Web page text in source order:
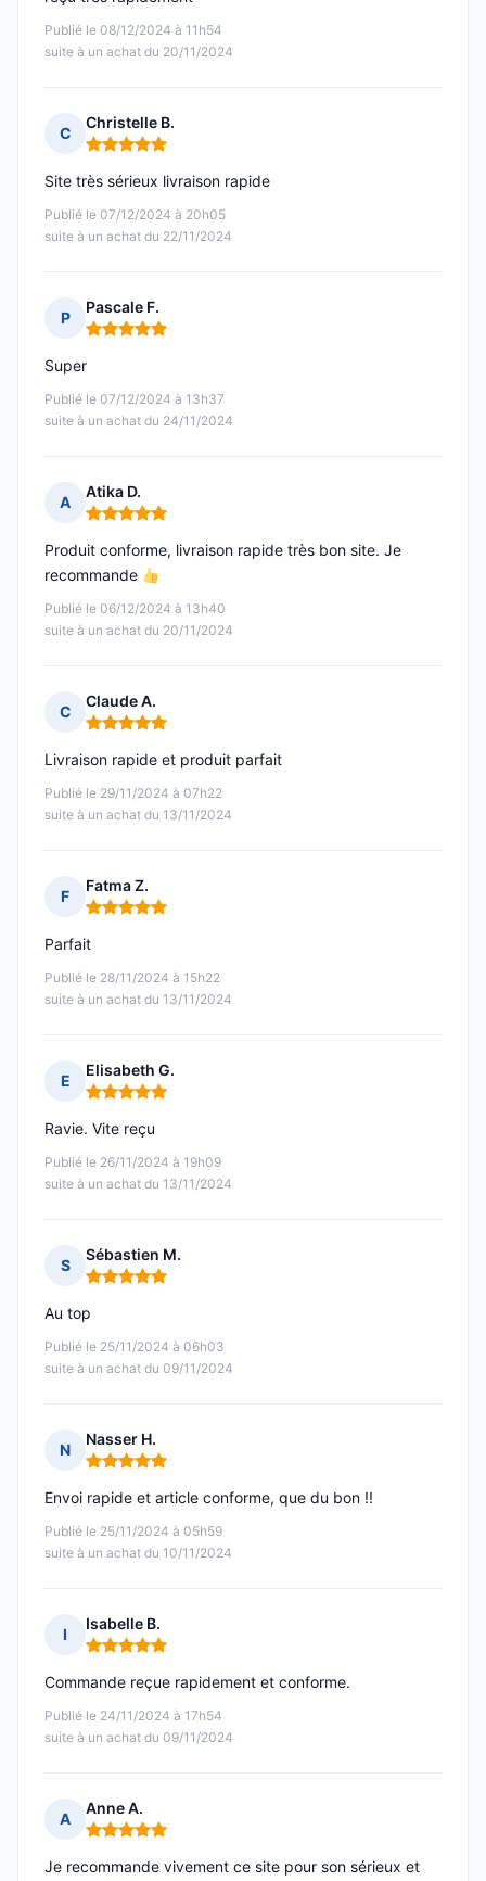
Publié le 08/12/2024 à 11h54
suite à un achat du 20/11/2024
C
Christelle B.
Note : 5 sur 5
Publié le 07/12/2024 à 20h05
suite à un achat du 22/11/2024
Site très sérieux livraison rapide
P
Pascale F.
Note : 5 sur 5
Publié le 07/12/2024 à 13h37
suite à un achat du 24/11/2024
Super
A
Atika D.
Note : 5 sur 5
Publié le 06/12/2024 à 13h40
suite à un achat du 20/11/2024
Produit conforme, livraison rapide très bon site. Je
recommande
C
Claude A.
Note : 5 sur 5
Publié le 29/11/2024 à 07h22
suite à un achat du 13/11/2024
Livraison rapide et produit parfait
F
Fatma Z.
Note : 5 sur 5
Publié le 28/11/2024 à 15h22
suite à un achat du 13/11/2024
Parfait
E
Elisabeth G.
Note : 5 sur 5
Publié le 26/11/2024 à 19h09
suite à un achat du 13/11/2024
Ravie. Vite reçu
S
Sébastien M.
Note : 5 sur 5
Publié le 25/11/2024 à 06h03
suite à un achat du 09/11/2024
Au top
N
Nasser H.
Note : 5 sur 5
Publié le 25/11/2024 à 05h59
suite à un achat du 10/11/2024
Envoi rapide et article conforme, que du bon !!
I
Isabelle B.
Note : 5 sur 5
Publié le 24/11/2024 à 17h54
suite à un achat du 09/11/2024
Commande reçue rapidement et conforme.
A
Anne A.
Note : 5 sur 5
Je recommande vivement ce site pour son sérieux et